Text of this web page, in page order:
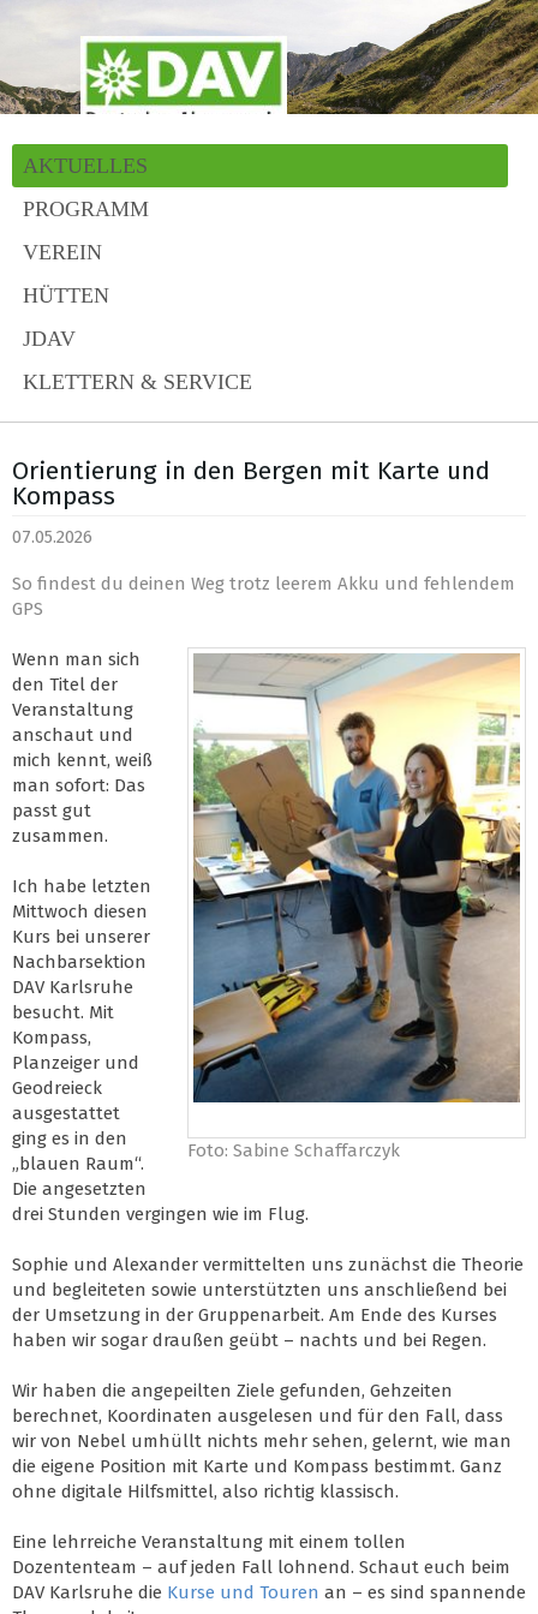
AKTUELLES
PROGRAMM
VEREIN
HÜTTEN
JDAV
KLETTERN & SERVICE
Orientierung in den Bergen mit Karte und
Kompass
07.05.2026
So findest du deinen Weg trotz leerem Akku und fehlendem
GPS
Foto: Sabine Schaffarczyk
Wenn man sich
den Titel der
Veranstaltung
anschaut und
mich kennt, weiß
man sofort: Das
passt gut
zusammen.
Ich habe letzten
Mittwoch diesen
Kurs bei unserer
Nachbarsektion
DAV Karlsruhe
besucht. Mit
Kompass,
Planzeiger und
Geodreieck
ausgestattet
ging es in den
„blauen Raum“.
Die angesetzten
drei Stunden vergingen wie im Flug.
Sophie und Alexander vermittelten uns zunächst die Theorie
und begleiteten sowie unterstützten uns anschließend bei
der Umsetzung in der Gruppenarbeit. Am Ende des Kurses
haben wir sogar draußen geübt – nachts und bei Regen.
Wir haben die angepeilten Ziele gefunden, Gehzeiten
berechnet, Koordinaten ausgelesen und für den Fall, dass
wir von Nebel umhüllt nichts mehr sehen, gelernt, wie man
die eigene Position mit Karte und Kompass bestimmt. Ganz
ohne digitale Hilfsmittel, also richtig klassisch.
Eine lehrreiche Veranstaltung mit einem tollen
Dozententeam – auf jeden Fall lohnend. Schaut euch beim
DAV Karlsruhe die Kurse und Touren an – es sind spannende